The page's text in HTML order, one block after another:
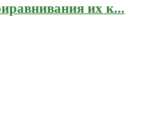
их к...